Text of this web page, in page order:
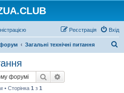
Вхід
Реєстрація
форум Загальні технічні питання
Пошук
• Сторінка 1 з 1